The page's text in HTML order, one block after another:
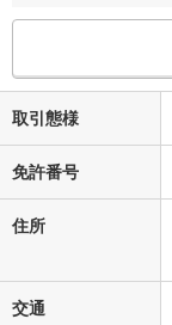
取引態様
免許番号
住所
交通